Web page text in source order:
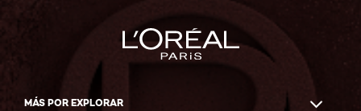
MÁS POR EXPLORAR